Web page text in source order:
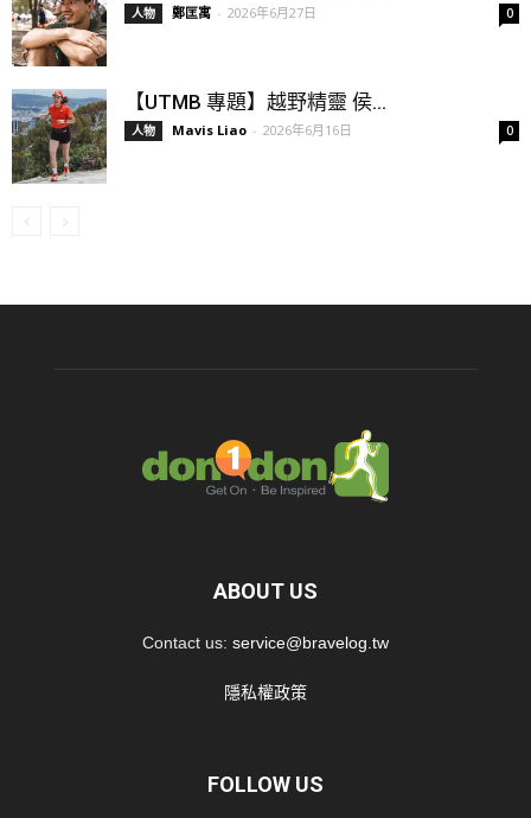
人物 鄭匡寓 - 2026年6月27日 0
【UTMB 專題】越野精靈 侯...
人物 Mavis Liao - 2026年6月16日 0
ABOUT US
Contact us: service@bravelog.tw
隱私權政策
FOLLOW US